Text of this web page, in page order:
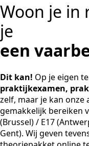
Woon je in
je
een
Dit kan! Op je eigen
praktijkexamen,
zelf, maar je kan onze
gemakkelijk bereiken
(Brussel) / E17
Gent). Wij geven